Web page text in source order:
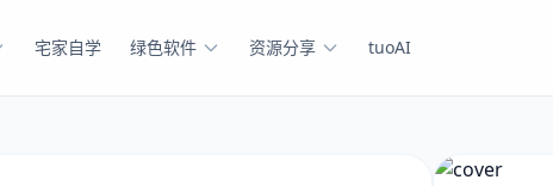
宅家自学 绿色软件 资源分享 tuoAI